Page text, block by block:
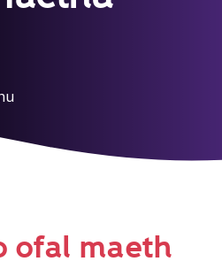
ofal maeth